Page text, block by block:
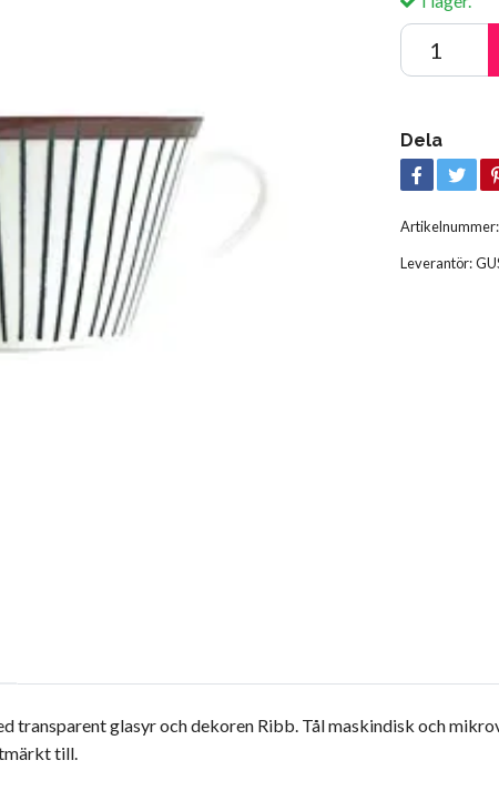
Dela
Artikelnummer:
Leverantör:
transparent glasyr och dekoren Ribb. Tål maskindisk och
till.